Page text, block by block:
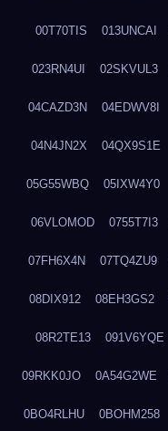
00T70TIS 013UNCAI
023RN4UI 02SKVUL3
04CAZD3N 04EDWV8I
04N4JN2X 04QX9S1E
05G55WBQ 05IXW4Y0
06VLOMOD 0755T7I3
07FH6X4N 07TQ4ZU9
08DIX912 08EH3GS2
08R2TE13 091V6YQE
09RKK0JO 0A54G2WE
0BO4RLHU 0BOHM258